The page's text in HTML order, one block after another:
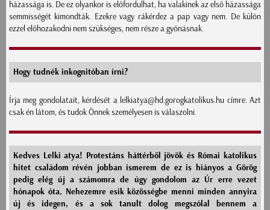
házassága is. De ez olyankor is előfordulhat, ha valakinek az első házassága
semmisségét kimondták. Ezekre vagy rákérdez a pap vagy nem. De külön
ezzel előhozakodni nem szükséges, nem része a gyónásnak.
Hogy tudnék inkognitóban írni?
Írja meg gondolatait, kérdését a lelkiatya@hd.gorogkatolikus.hu címre. Azt
csak én látom, és tudok Önnek személyesen is válaszolni.
Kedves Lelki atya! Protestáns háttérből jövök és Római katolikus
hitet családom révén jobban ismerem de ez is hiányos a Görög
pedig elég új a számomra de úgy gondolom az Úr erre vezet
hónapok óta. Nehezemre esik közösségbe menni minden annyira
új és idegen, és a sok tanult dolog megszólal bennem a